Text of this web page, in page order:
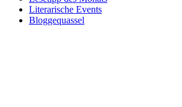
Literarische Events
Bloggequassel